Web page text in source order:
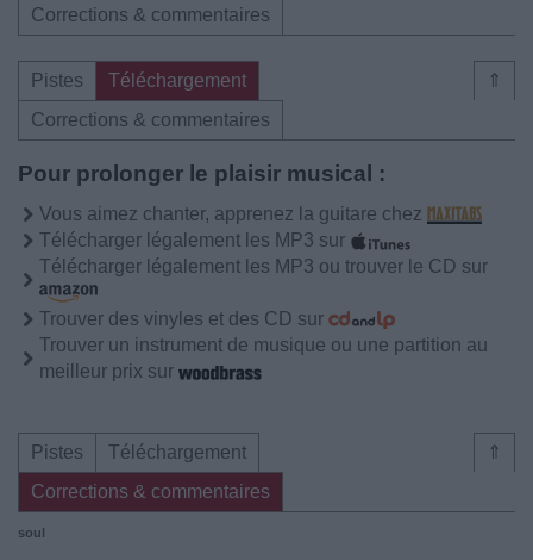
Corrections & commentaires
⇑
Pistes
Téléchargement
Corrections & commentaires
Pour prolonger le plaisir musical :
Vous aimez chanter, apprenez la guitare chez
Télécharger légalement les MP3 sur
Télécharger légalement les MP3 ou trouver le CD sur
Trouver des vinyles et des CD sur
Trouver un instrument de musique ou une partition au
meilleur prix sur
⇑
Pistes
Téléchargement
Corrections & commentaires
soul